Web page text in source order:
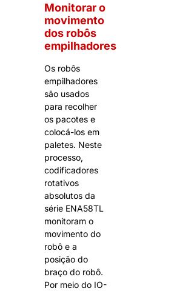
Monitorar o
movimento
dos robôs
empilhadores
Os robôs
empilhadores
são usados
para recolher
os pacotes e
colocá-los em
paletes. Neste
processo,
codificadores
rotativos
absolutos da
série ENA58TL
monitoram o
movimento do
robô e a
posição do
braço do robô.
Por meio do IO-